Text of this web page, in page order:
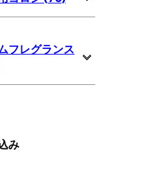
フレグランス
み